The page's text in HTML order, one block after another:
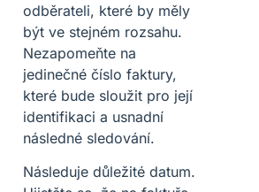
odběrateli, které by měly
být ve stejném rozsahu.
Nezapomeňte na
jedinečné číslo faktury,
které bude sloužit pro její
identifikaci a usnadní
následné sledování.
Následuje důležité datum.